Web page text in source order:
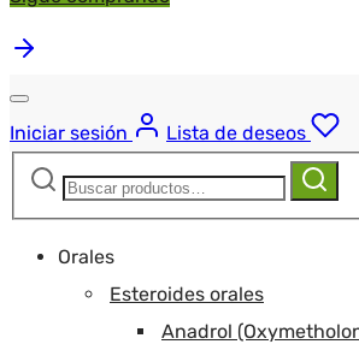
Iniciar sesión
Lista de deseos
Buscar:
Buscar
Orales
Esteroides orales
Anadrol